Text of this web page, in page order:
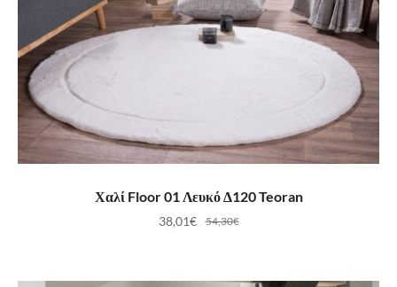
ΠΡΟΣΘΉΚΗ ΣΤΟ ΚΑΛΆΘΙ
Χαλί Floor 01 Λευκό Δ120 Teoran
54,30€
38,01€